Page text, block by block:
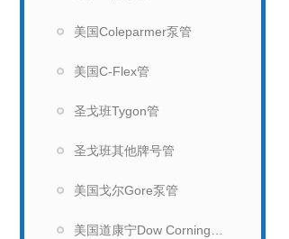
美国Coleparmer泵管
美国C-Flex管
圣戈班Tygon管
圣戈班其他牌号管
美国戈尔Gore泵管